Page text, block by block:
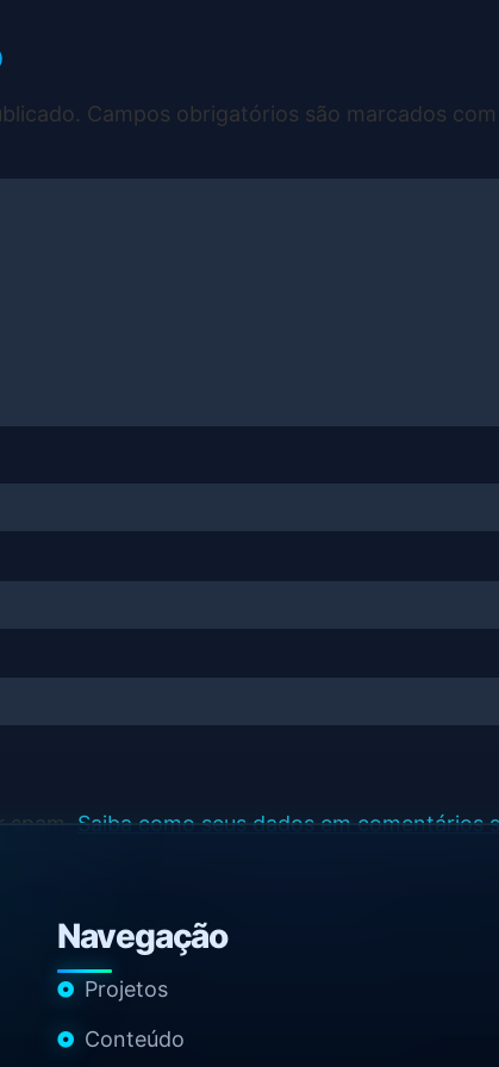
Campos obrigatórios são marcados com
Saiba como seus dados em comentários
Navegação
Projetos
Conteúdo